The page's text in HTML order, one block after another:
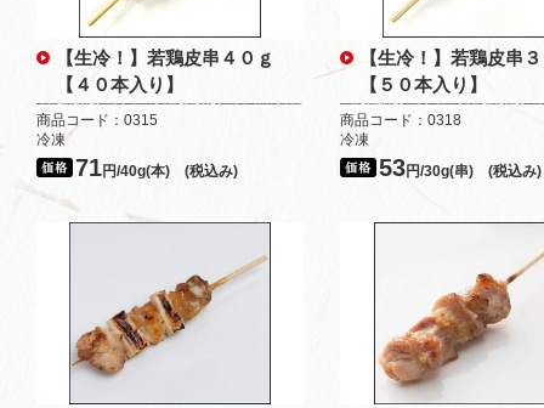
【生冷！】若鶏皮串４０ｇ
【４０本入り】
商品コード：0315
冷凍
71円/40g(本) (税込み)
【生冷！】若鶏皮串
【５０本入り】
商品コード：0318
冷凍
53円/30g(串) (税込み)